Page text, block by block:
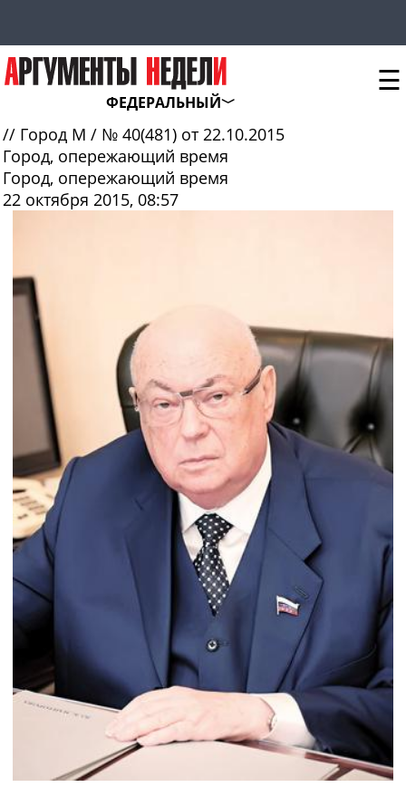
ФЕДЕРАЛЬНЫЙ
☰
// Город М / № 40(481) от 22.10.2015
Город, опережающий время
Город, опережающий время
22 октября 2015, 08:57